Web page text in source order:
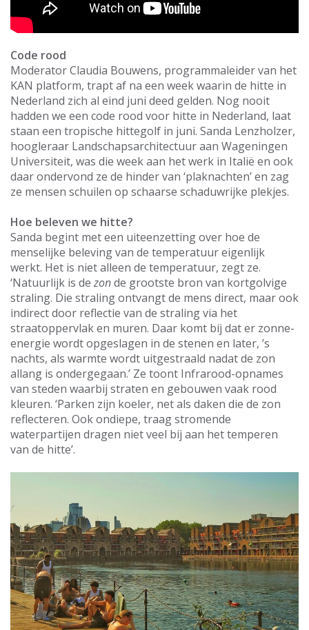
Code rood
Moderator Claudia Bouwens, programmaleider van het
KAN platform, trapt af na een week waarin de hitte in
Nederland zich al eind juni deed gelden. Nog nooit
hadden we een code rood voor hitte in Nederland, laat
staan een tropische hittegolf in juni. Sanda Lenzholzer,
hoogleraar Landschapsarchitectuur aan Wageningen
Universiteit, was die week aan het werk in Italië en ook
daar ondervond ze de hinder van ‘plaknachten’ en zag
ze mensen schuilen op schaarse schaduwrijke plekjes.
Hoe beleven we hitte?
Sanda begint met een uiteenzetting over hoe de
menselijke beleving van de temperatuur eigenlijk
werkt. Het is niet alleen de temperatuur, zegt ze.
‘Natuurlijk is de zonde grootste bron van kortgolvige
straling. Die straling ontvangt de mens direct, maar ook
indirect door reflectie van de straling via het
straatoppervlak en muren. Daar komt bij dat er zonne-
energie wordt opgeslagen in de stenen en later, ’s
nachts, als warmte wordt uitgestraald nadat de zon
allang is ondergegaan.’ Ze toont Infrarood-opnames
van steden waarbij straten en gebouwen vaak rood
kleuren. ‘Parken zijn koeler, net als daken die de zon
reflecteren. Ook ondiepe, traag stromende
waterpartijen dragen niet veel bij aan het temperen
van de hitte’.